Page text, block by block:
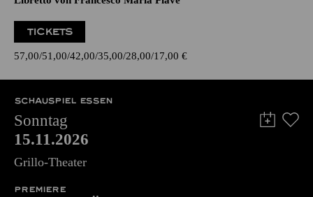
Oper in drei Akten von Giuseppe Verdi
Libretto von Francesco Maria Piave
57,00 51,00 42,00 35,00
SCHAUSPIEL ESSEN
Sonntag
15.11.2026